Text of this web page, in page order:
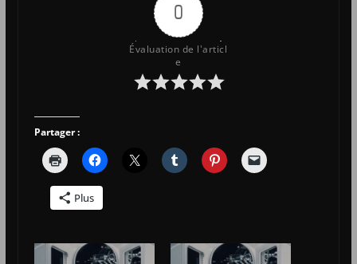
0
Évaluation de l'articl
e
Partager :
Plus